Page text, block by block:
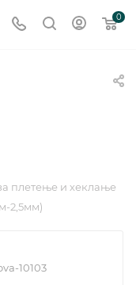
0
плетење и хеклање
2,5мм)
10103